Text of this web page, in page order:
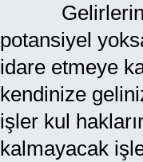
Gelirlerinizi
potansiyel
idare etmeye
kendinize
işler kul
kalmayacak